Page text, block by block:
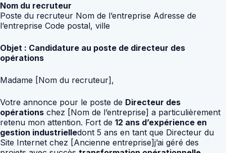
Nom du recruteur
Poste du recruteur Nom de l’entreprise Adresse de
l’entreprise Code postal, ville
Objet : Candidature au poste de directeur des
opérations
Madame [Nom du recruteur],
Votre annonce pour le poste de Directeur des
opérations chez [Nom de l’entreprise] a particulièrement
retenu mon attention. Fort de 12 ans d’expérience en
gestion industrielledont 5 ans en tant que Directeur du
Site Internet chez [Ancienne entreprise]j’ai géré des